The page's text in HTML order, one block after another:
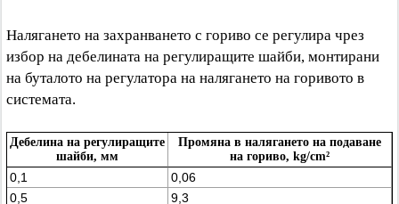
Налягането на захранването с гориво се регулира чрез
избор на дебелината на регулиращите шайби, монтирани
на буталото на регулатора на налягането на горивото в
системата.
Дебелина на регулиращите
шайби, мм
Промяна в налягането на подаване
на гориво, kg/cm²
0,1
0,06
0,5
9,3